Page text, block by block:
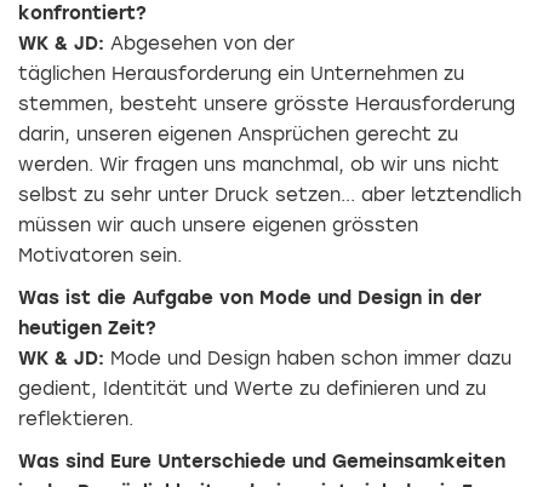
konfrontiert?
WK & JD: Abgesehen von der
täglichen Herausforderung ein Unternehmen zu
stemmen, besteht unsere grösste Herausforderung
darin, unseren eigenen Ansprüchen gerecht zu
werden. Wir fragen uns manchmal, ob wir uns nicht
selbst zu sehr unter Druck setzen... aber letztendlich
müssen wir auch unsere eigenen grössten
Motivatoren sein.
Was ist die Aufgabe von Mode und Design in der
heutigen Zeit?
WK & JD: Mode und Design haben schon immer dazu
gedient, Identität und Werte zu definieren und zu
reflektieren.
Was sind Eure Unterschiede und Gemeinsamkeiten